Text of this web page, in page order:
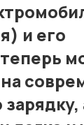
Видео
и его